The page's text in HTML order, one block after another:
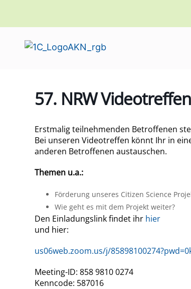
57. NRW Videotreffen
Erstmalig teilnehmenden Betroffenen
Bei unseren Videotreffen könnt Ihr in
anderen Betroffenen austauschen.
Themen u.a.:
Förderung unseres Citizen Science
Wie geht es mit dem Projekt weiter?
Den Einladungslink findet ihr hier
und hier:
us06web.zoom.us/j/
Meeting-ID: 858 9810 0274
Kenncode: 587016